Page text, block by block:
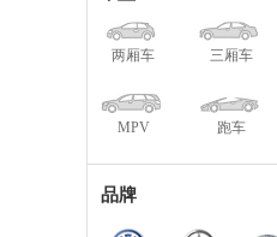
两厢车 三厢车
MPV 跑车
品牌